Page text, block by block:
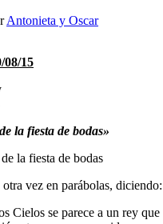
Antonieta y Oscar
08/15
la fiesta de bodas»
otra vez en parábolas, diciendo:
Cielos se parece a un rey que